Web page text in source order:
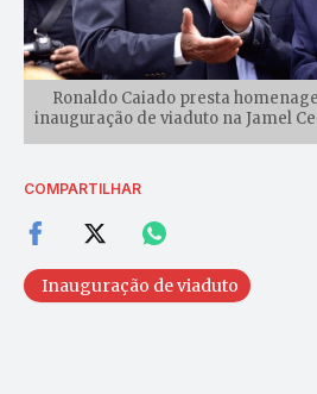
Ronaldo Caiado presta
inauguração de viaduto na Jamel
COMPARTILHAR
Inauguração de viaduto